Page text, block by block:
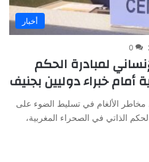
أخبار
0
لمبادرة الحكم
أمام خبراء دوليين بجنيف
الألغام في تسليط الضوء على
الحكم الذاتي في الصحراء المغربية،